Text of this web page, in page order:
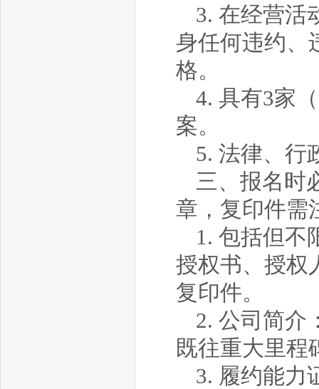
3. 在经营活
身任何违约、
格。
4. 具有3家
案。
5. 法律、行
三、报名时
章，复印件需
1. 包括但不
授权书、授权
复印件。
2. 公司简介
既往重大里程
3. 履约能力